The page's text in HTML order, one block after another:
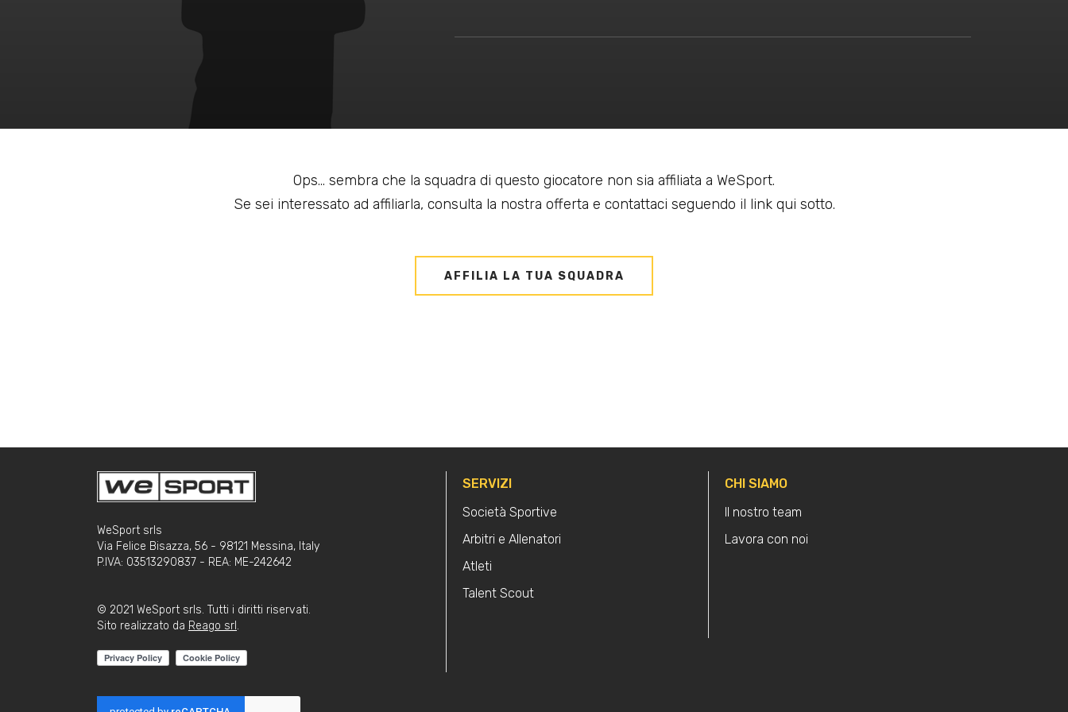
Ops... sembra che la squadra di questo giocatore non sia affiliata a WeSport.
Se sei interessato ad affiliarla, consulta la nostra offerta e contattaci seguendo il link qui sotto.
AFFILIA LA TUA SQUADRA
WeSport srls
Via Felice Bisazza, 56 - 98121 Messina, Italy
P.IVA: 03513290837 - REA: ME-242642
© 2021 WeSport srls. Tutti i diritti riservati.
Sito realizzato da Reago srl .
SERVIZI
Società Sportive
Arbitri e Allenatori
Atleti
Talent Scout
CHI SIAMO
Il nostro team
Lavora con noi